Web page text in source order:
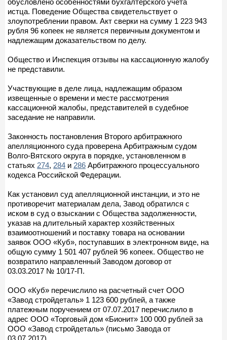
истца. Поведение Общества свидетельствует о
злоупотреблении правом. Акт сверки на сумму 1 223 943
рубля 96 копеек не является первичным документом и
надлежащим доказательством по делу.
Общество и Инспекция отзывы на кассационную жалобу
не представили.
Участвующие в деле лица, надлежащим образом
извещенные о времени и месте рассмотрения
кассационной жалобы, представителей в судебное
заседание не направили.
Законность постановления Второго арбитражного
апелляционного суда проверена Арбитражным судом
Волго-Вятского округа в порядке, установленном в
статьях 274, 284 и 286 Арбитражного процессуального
кодекса Российской Федерации.
Как установил суд апелляционной инстанции, и это не
противоречит материалам дела, Завод обратился с
иском в суд о взыскании с Общества задолженности,
указав на длительный характер хозяйственных
взаимоотношений и поставку товара на основании
заявок ООО «Куб», поступавших в электронном виде, на
общую сумму 1 501 407 рублей 96 копеек. Общество не
возвратило направленный Заводом договор от
03.03.2017 № 10/17-П.
ООО «Куб» перечислило на расчетный счет ООО
«Завод стройдеталь» 1 123 600 рублей, а также
платежным поручением от 07.07.2017 перечислило в
адрес ООО «Торговый дом «Бионит» 100 000 рублей за
ООО «Завод стройдеталь» (письмо Завода от
03.07.2017).